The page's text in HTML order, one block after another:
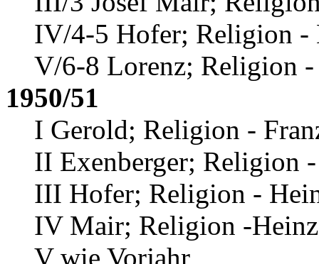
IV/4-5 Hofer; Religion -
V/6-8 Lorenz; Religion -
1950/51
I Gerold; Religion -
II Exenberger; Religion
III Hofer; Religion -
IV Mair; Religion -
V wie Vorjahr